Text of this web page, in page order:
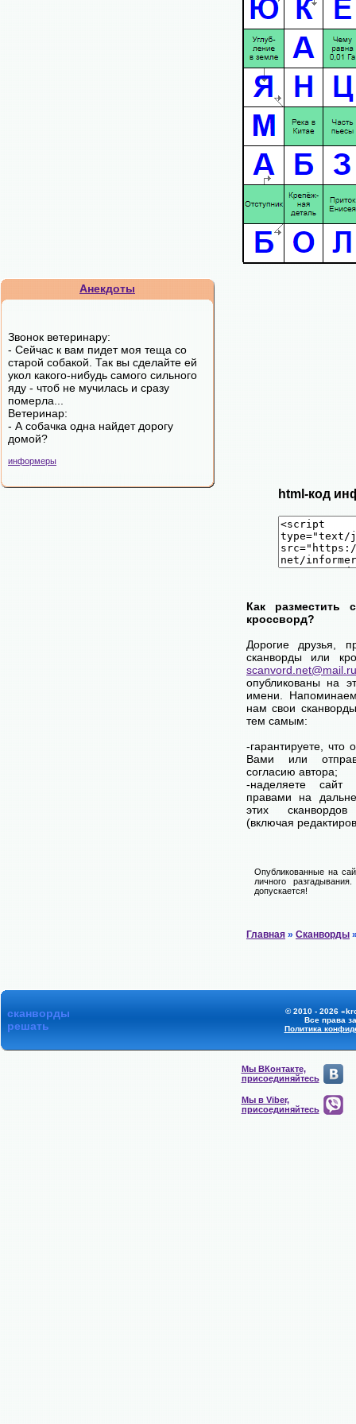
Анекдоты
Звонок ветеринару:
- Сейчас к вам пидет моя теща со
старой собакой. Так вы сделайте ей
укол какого-нибудь самого сильного
яду - чтоб не мучилась и сразу
померла...
Ветеринар:
- А собачка одна найдет дорогу
домой?
информеры
html-код
Как разместить
кроссворд?
Дорогие друзья,
сканворды или
scanvord.net@mail.ru
опубликованы на
имени.
нам свои
тем самым:
-гарантируете, что
Вами или
согласию автора;
-наделяете сайт
правами на
этих
(включая
Опубликованные на
личного
допускается!
Главная » Сканворды
сканворды
решать
© 2010 - 2026
Все права
Политика
Мы ВКонтакте,
присоединяйтесь
Мы в Viber,
присоединяйтесь